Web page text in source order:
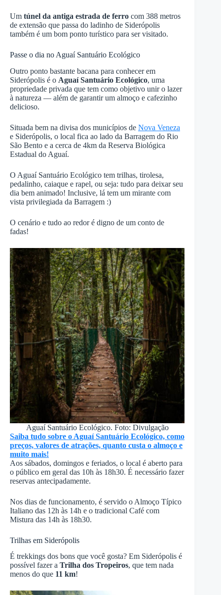
Um túnel da antiga estrada de ferro com 388 metros
de extensão que passa do ladinho de Siderópolis
também é um bom ponto turístico para ser visitado.
Passe o dia no Aguaí Santuário Ecológico
Outro ponto bastante bacana para conhecer em
Siderópolis é o Aguaí Santuário Ecológico, uma
propriedade privada que tem como objetivo unir o lazer
à natureza — além de garantir um almoço e cafezinho
delicioso.
Situada bem na divisa dos municípios de Nova Veneza
e Siderópolis, o local fica ao lado da Barragem do Rio
São Bento e a cerca de 4km da Reserva Biológica
Estadual do Aguaí.
O Aguaí Santuário Ecológico tem trilhas, tirolesa,
pedalinho, caiaque e rapel, ou seja: tudo para deixar seu
dia bem animado! Inclusive, lá tem um mirante com
vista privilegiada da Barragem :)
O cenário e tudo ao redor é digno de um conto de
fadas!
Aguaí Santuário Ecológico. Foto: Divulgação
Saiba tudo sobre o Aguaí Santuário Ecológico, como
preços, valores de atrações, quanto custa o almoço e
muito mais!
Aos sábados, domingos e feriados, o local é aberto para
o público em geral das 10h às 18h30. É necessário fazer
reservas antecipadamente.
Nos dias de funcionamento, é servido o Almoço Típico
Italiano das 12h às 14h e o tradicional Café com
Mistura das 14h às 18h30.
Trilhas em Siderópolis
É trekkings dos bons que você gosta? Em Siderópolis é
possível fazer a Trilha dos Tropeiros, que tem nada
menos do que 11 km!